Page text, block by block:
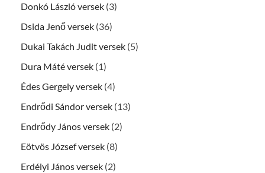
Donkó László versek (3)
Dsida Jenő versek (36)
Dukai Takách Judit versek (5)
Dura Máté versek (1)
Édes Gergely versek (4)
Endrődi Sándor versek (13)
Endrődy János versek (2)
Eötvös József versek (8)
Erdélyi János versek (2)